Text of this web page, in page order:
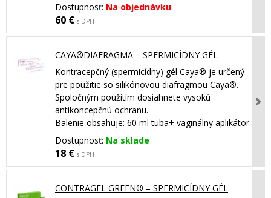
Dostupnosť: Na objednávku
60 € s DPH
CAYA®DIAFRAGMA – SPERMICÍDNY GÉL
Kontracepčný (spermicídny) gél Caya® je určený
pre použitie so silikónovou diafragmou Caya®.
Spoločným použitím dosiahnete vysokú
antikoncepčnú ochranu.
Balenie obsahuje: 60 ml tuba+ vaginálny aplikátor
Dostupnosť: Na sklade
18 € s DPH
CONTRAGEL GREEN® – SPERMICÍDNY GÉL